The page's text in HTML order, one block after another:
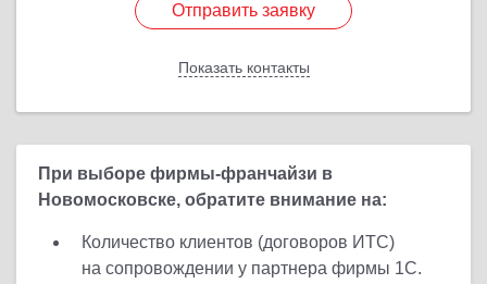
Отправить заявку
Показать контакты
Отправить заявку
Назад
При выборе фирмы-франчайзи в
Новомосковске, обратите внимание на:
Количество клиентов (договоров ИТС)
на сопровождении у партнера фирмы 1С.